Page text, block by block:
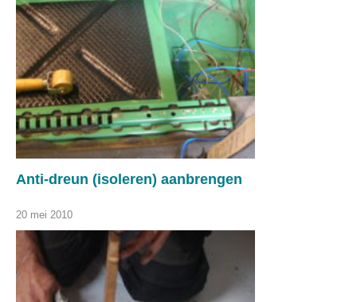
Anti-dreun (isoleren) aanbrengen
20 mei 2010